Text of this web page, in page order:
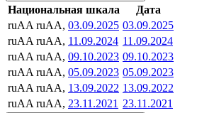
Национальная шкала
Дата
ruAA ruAA, 03.09.2025 03.09.2025
ruAA ruAA, 11.09.2024 11.09.2024
ruAA ruAA, 09.10.2023 09.10.2023
ruAA ruAA, 05.09.2023 05.09.2023
ruAA ruAA, 13.09.2022 13.09.2022
ruAA ruAA, 23.11.2021 23.11.2021